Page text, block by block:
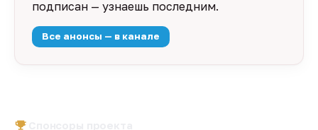
подписан — узнаешь последним.
Все анонсы — в канале